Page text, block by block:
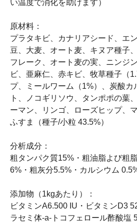
い温度で消化を助けます）
原材料：
プラタキビ、カナリアシード、エ
豆、大麦、オート麦、キヌア種子
フレーク、オート麦の実、ニンジ
ビ、亜麻仁、赤キビ、牧草種子（
プ、ミールワーム（1%）、炭酸カ
ト、ノコギリソウ、タンポポの葉
ーマン、リンゴ、ローズヒップ、
ふすま（種子/小粒 43.5%）
分析成分：
粗タンパク質15%・粗油脂よび粗
6%・粗灰分5.5%・カルシウム
添加物（1kgあたり）：
ビタミンA6.500 IU・ビタミンD3
ラセミ体-a-トコフェロール酢酸塩